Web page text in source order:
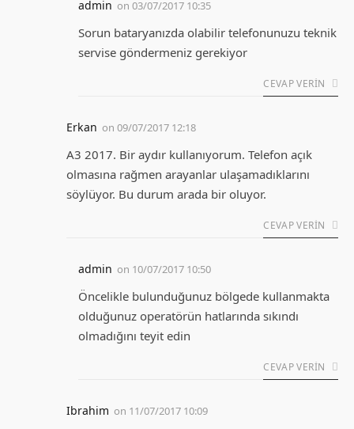
admin on 03/07/2017 10:35
Sorun bataryanızda olabilir telefonunuzu teknik
servise göndermeniz gerekiyor
CEVAP VERIN
Erkan on 09/07/2017 12:18
A3 2017. Bir aydır kullanıyorum. Telefon açık
olmasına rağmen arayanlar ulaşamadıklarını
söylüyor. Bu durum arada bir oluyor.
CEVAP VERIN
admin on 10/07/2017 10:50
Öncelikle bulunduğunuz bölgede kullanmakta
olduğunuz operatörün hatlarında sıkındı
olmadığını teyit edin
CEVAP VERIN
Ibrahim on 11/07/2017 10:09